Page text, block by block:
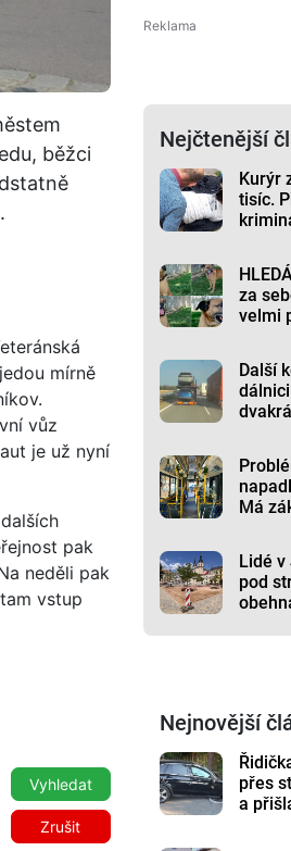
běžci
mírně
vůz
je už nyní
pak
neděli pak
vstup
Nejčtenější
Kurýr
tisíc.
za
velmi
Další
Má
Lidé
pod
Nejnovější
přes
a